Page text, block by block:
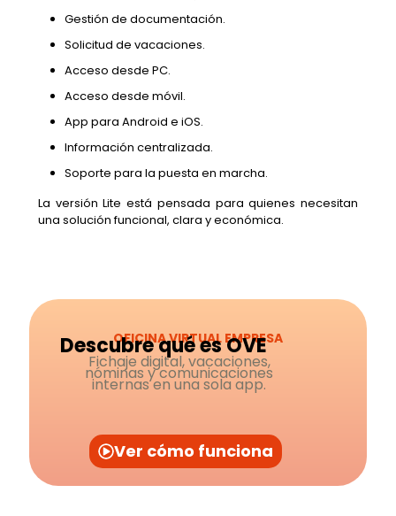
Gestión de documentación.
Solicitud de vacaciones.
Acceso desde PC.
Acceso desde móvil.
App para Android e iOS.
Información centralizada.
Soporte para la puesta en marcha.
La versión Lite está pensada para quienes necesitan
una solución funcional, clara y económica.
OFICINA VIRTUAL EMPRESA
Descubre qué es OVE
Fichaje digital, vacaciones,
nóminas y comunicaciones
internas en una sola app.
Ver cómo funciona